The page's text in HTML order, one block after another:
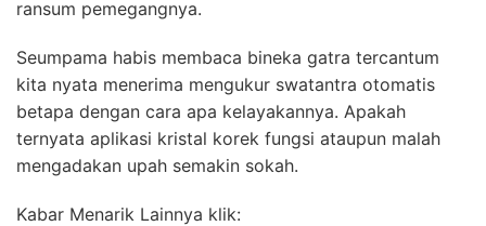
ransum pemegangnya.
Seumpama habis membaca bineka gatra tercantum
kita nyata menerima mengukur swatantra otomatis
betapa dengan cara apa kelayakannya. Apakah
ternyata aplikasi kristal korek fungsi ataupun malah
mengadakan upah semakin sokah.
Kabar Menarik Lainnya klik: